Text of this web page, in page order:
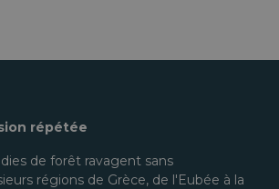
répétée
de forêt ravagent sans
régions de Grèce, de l'Eubée à la